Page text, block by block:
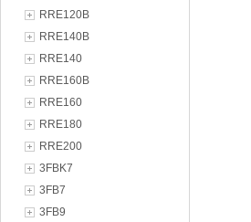
RRE120B
RRE140B
RRE140
RRE160B
RRE160
RRE180
RRE200
3FBK7
3FB7
3FB9